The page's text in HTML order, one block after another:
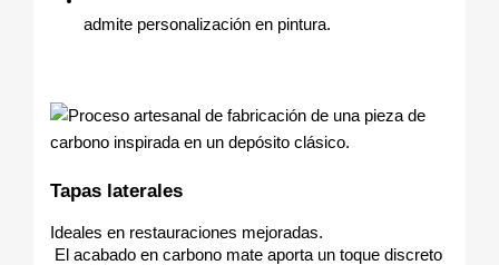
admite personalización en pintura.
Tapas laterales
Ideales en restauraciones mejoradas.